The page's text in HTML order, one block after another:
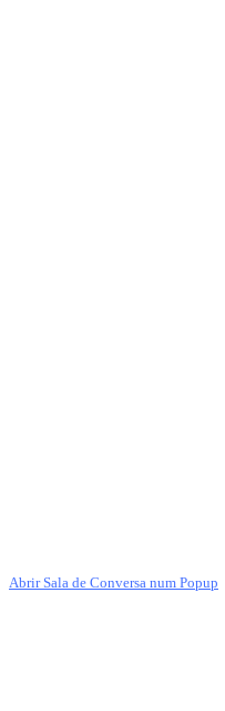
Abrir Sala de Conversa num Popup